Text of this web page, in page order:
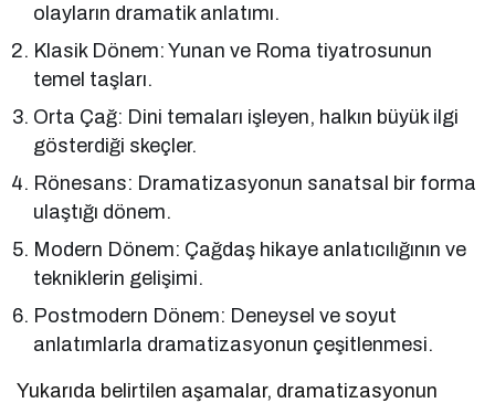
olayların dramatik anlatımı.
Klasik Dönem: Yunan ve Roma tiyatrosunun
temel taşları.
Orta Çağ: Dini temaları işleyen, halkın büyük ilgi
gösterdiği skeçler.
Rönesans: Dramatizasyonun sanatsal bir forma
ulaştığı dönem.
Modern Dönem: Çağdaş hikaye anlatıcılığının ve
tekniklerin gelişimi.
Postmodern Dönem: Deneysel ve soyut
anlatımlarla dramatizasyonun çeşitlenmesi.
Yukarıda belirtilen aşamalar, dramatizasyonun